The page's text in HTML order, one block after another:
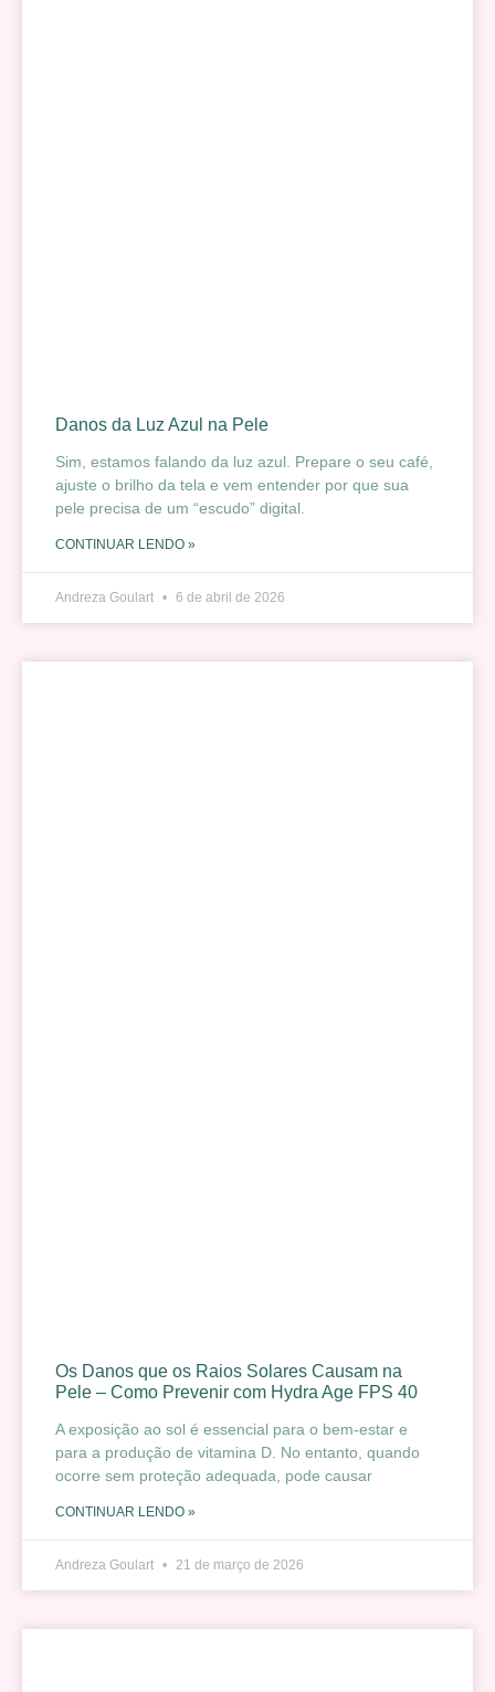
Danos da Luz Azul na Pele
Sim, estamos falando da luz azul. Prepare o seu café,
ajuste o brilho da tela e vem entender por que sua
pele precisa de um “escudo” digital.
CONTINUAR LENDO »
Andreza Goulart 6 de abril de 2026
Os Danos que os Raios Solares Causam na
Pele – Como Prevenir com Hydra Age FPS 40
A exposição ao sol é essencial para o bem-estar e
para a produção de vitamina D. No entanto, quando
ocorre sem proteção adequada, pode causar
CONTINUAR LENDO »
Andreza Goulart 21 de março de 2026